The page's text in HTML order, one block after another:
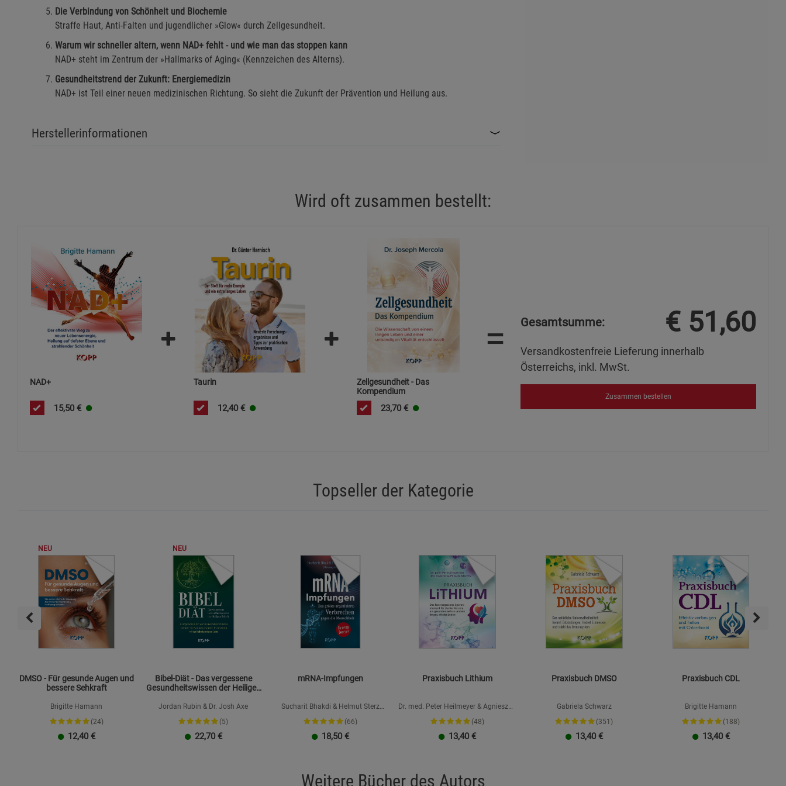
Die Verbindung von Schönheit und Biochemie
Straffe Haut, Anti-Falten und jugendlicher »Glow« durch Zellgesundheit.
Warum wir schneller altern, wenn NAD+ fehlt - und wie man das stoppen kann
NAD+ steht im Zentrum der »Hallmarks of Aging« (Kennzeichen des Alterns).
Gesundheitstrend der Zukunft: Energiemedizin
NAD+ ist Teil einer neuen medizinischen Richtung. So sieht die Zukunft der Prävention und Heilung aus.
Herstellerinformationen
Wird oft zusammen bestellt:
NAD+
15,50 €
Taurin
12,40 €
Zellgesundheit - Das
Kompendium
23,70 €
= Gesamtsumme: € 51,60
Versandkostenfreie Lieferung innerhalb
Österreichs, inkl. MwSt.
Zusammen bestellen
Topseller der Kategorie
NEU
DMSO - Für gesunde Augen und
bessere Sehkraft
Brigitte Hamann
(24)
12,40 €
NEU
Bibel-Diät - Das vergessene
Gesundheitswissen der Heiligen
Jordan Rubin & Dr. Josh Axe
(5)
22,70 €
mRNA-Impfungen
Sucharit Bhakdi & Helmut Sterz
(Hrsg.), Hans Christophers, Claus
Köhnlein, Karina Reiß, Jens Wernicke
(66)
18,50 €
Praxisbuch Lithium
Dr. med. Peter Heilmeyer & Agnieszka
Peralta Martin
(48)
13,40 €
Praxisbuch DMSO
Gabriela Schwarz
(351)
13,40 €
Praxisbuch CDL
Brigitte Hamann
(188)
13,40 €
Weitere Bücher des Autors
Beschreibung Marketing Cookies
Cookie-Informationen